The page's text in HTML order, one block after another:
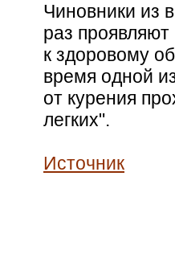
Чиновники из
раз
к здоровому
время одной
от курения
легких".
Источник